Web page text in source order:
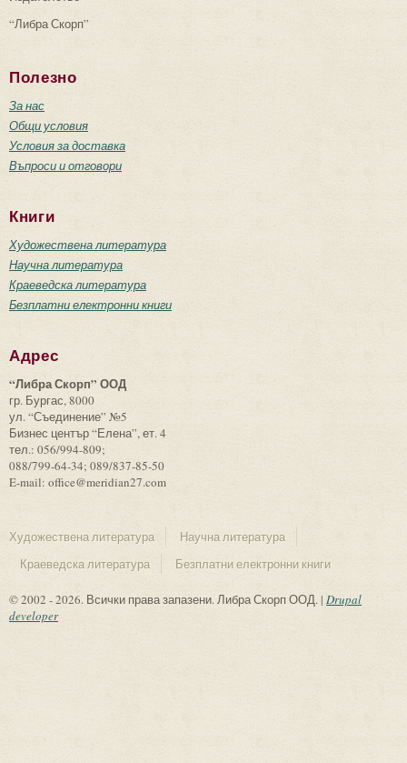
“Либра Скорп”
Полезно
За нас
Общи условия
Условия за доставка
Въпроси и отговори
Книги
Художествена литература
Научна литература
Краеведска литература
Безплатни електронни книги
Адрес
“Либра Скорп” ООД
гр. Бургас, 8000
ул. “Съединение” №5
Бизнес център “Елена”, ет. 4
тел.: 056/994-809;
088/799-64-34; 089/837-85-50
E-mail: office@meridian27.com
Художествена литература
Научна литература
Краеведска литература
Безплатни електронни книги
© 2002 - 2026. Всички права запазени. Либра Скорп ООД. | Drupal
developer